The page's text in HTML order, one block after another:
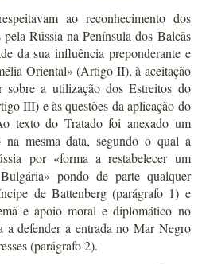
ao reconhecimento dos
Rússia na Península dos Balcãs
da sua influência preponderante e
Oriental» (Artigo II), à aceitação
a utilização dos Estreitos do
III) e às questões da aplicação do
texto do Tratado foi anexado um
na mesma data, segundo o qual a
por «forma a restabelecer um
pondo de parte qualquer
de Battenberg (parágrafo 1) e
e apoio moral e diplomático no
a defender a entrada no Mar Negro
(parágrafo 2).